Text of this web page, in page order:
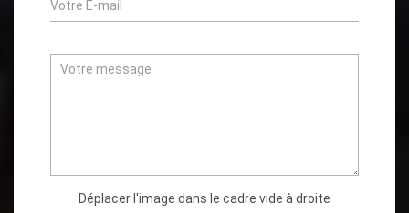
Déplacer l'image dans le cadre vide à droite